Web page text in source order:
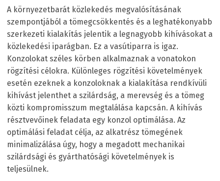
A környezetbarát közlekedés megvalósításának
szempontjából a tömegcsökkentés és a leghatékonyabb
szerkezeti kialakítás jelentik a legnagyobb kihívásokat a
közlekedési iparágban. Ez a vasútiparra is igaz.
Konzolokat széles körben alkalmaznak a vonatokon
rögzítési célokra. Különleges rögzítési követelmények
esetén ezeknek a konzoloknak a kialakítása rendkívüli
kihívást jelenthet a szilárdság, a merevség és a tömeg
közti kompromisszum megtalálása kapcsán. A kihívás
résztvevőinek feladata egy konzol optimálása. Az
optimálási feladat célja, az alkatrész tömegének
minimalizálása úgy, hogy a megadott mechanikai
szilárdsági és gyárthatósági követelmények is
teljesülnek.